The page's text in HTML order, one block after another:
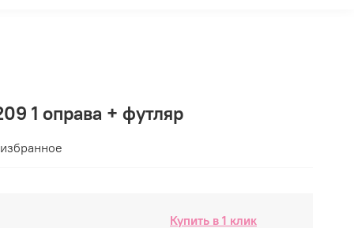
1 оправа + футляр
Купить в 1 клик